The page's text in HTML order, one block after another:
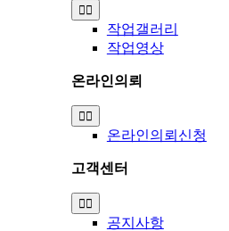
Toggle
Navigation
작업갤러리
작업영상
온라인의뢰
Toggle
Navigation
온라인의뢰신청
고객센터
Toggle
Navigation
공지사항